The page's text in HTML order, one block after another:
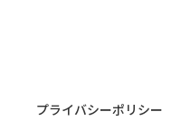
プライバシーポリシー